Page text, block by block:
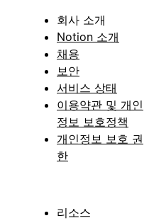
회사 소개
Notion 소개
채용
보안
서비스 상태
이용약관 및 개인
정보 보호정책
개인정보 보호 권
한
리소스